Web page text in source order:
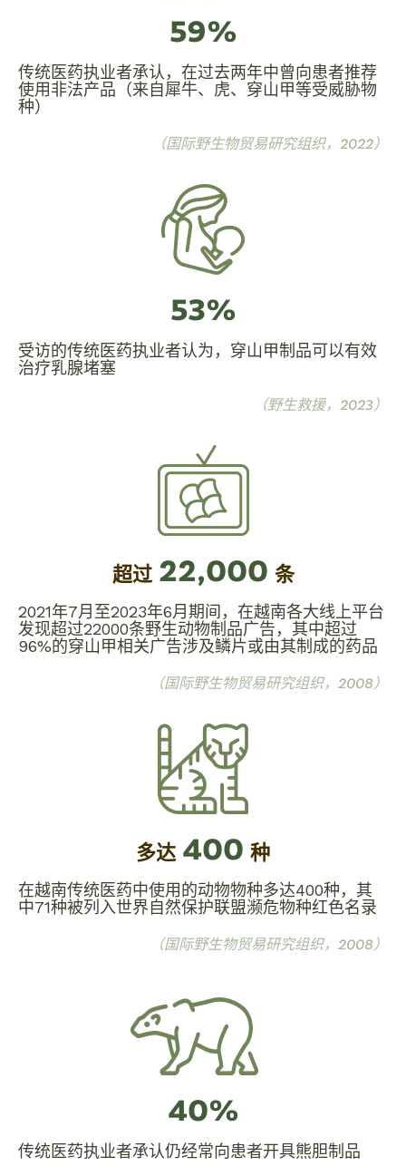
59%
传统医药执业者承认，在过去两年中曾向患者推荐
使用非法产品（来自犀牛、虎、穿山甲等受威胁物
种）
（国际野生物贸易研究组织，2022）
53%
受访的传统医药执业者认为，穿山甲制品可以有效
治疗乳腺堵塞
（野生救援，2023）
超过22,000 条
2021年7月至2023年6月期间，在越南各大线上平台
发现超过22000条野生动物制品广告，其中超过
96%的穿山甲相关广告涉及鳞片或由其制成的药品
（国际野生物贸易研究组织，2008）
多达400 种
在越南传统医药中使用的动物物种多达400种，其
中71种被列入世界自然保护联盟濒危物种红色名录
（国际野生物贸易研究组织，2008）
40%
传统医药执业者承认仍经常向患者开具熊胆制品